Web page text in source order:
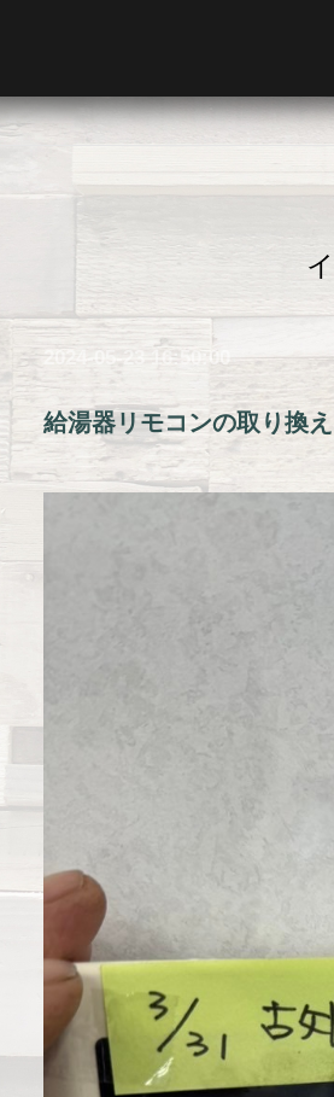
2024-05-23 16:50:00
給湯器リモコンの取り換え